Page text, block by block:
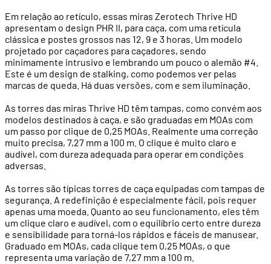
Em relação ao retículo, essas miras Zerotech Thrive HD
apresentam o design PHR II, para caça, com uma retícula
clássica e postes grossos nas 12, 9 e 3 horas. Um modelo
projetado por caçadores para caçadores, sendo
minimamente intrusivo e lembrando um pouco o alemão #4.
Este é um design de stalking, como podemos ver pelas
marcas de queda. Há duas versões, com e sem iluminação.
As torres das miras Thrive HD têm tampas, como convém aos
modelos destinados à caça, e são graduadas em MOAs com
um passo por clique de 0,25 MOAs. Realmente uma correção
muito precisa, 7,27 mm a 100 m. O clique é muito claro e
audível, com dureza adequada para operar em condições
adversas.
As torres são típicas torres de caça equipadas com tampas de
segurança. A redefinição é especialmente fácil, pois requer
apenas uma moeda. Quanto ao seu funcionamento, eles têm
um clique claro e audível, com o equilíbrio certo entre dureza
e sensibilidade para torná-los rápidos e fáceis de manusear.
Graduado em MOAs, cada clique tem 0,25 MOAs, o que
representa uma variação de 7,27 mm a 100 m.